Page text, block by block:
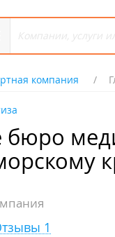
компания
бюро
1